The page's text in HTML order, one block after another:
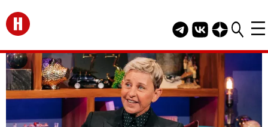
Перейти на главную
Telegram канал
Группа HELLO
Канал